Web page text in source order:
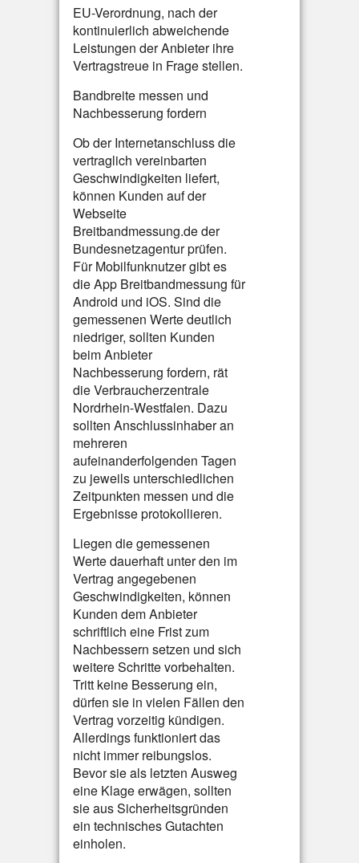
EU-Verordnung, nach der
kontinuierlich abweichende
Leistungen der Anbieter ihre
Vertragstreue in Frage stellen.
Bandbreite messen und
Nachbesserung fordern
Ob der Internetanschluss die
vertraglich vereinbarten
Geschwindigkeiten liefert,
können Kunden auf der
Webseite
Breitbandmessung.de der
Bundesnetzagentur prüfen.
Für Mobilfunknutzer gibt es
die App Breitbandmessung für
Android und iOS. Sind die
gemessenen Werte deutlich
niedriger, sollten Kunden
beim Anbieter
Nachbesserung fordern, rät
die Verbraucherzentrale
Nordrhein-Westfalen. Dazu
sollten Anschlussinhaber an
mehreren
aufeinanderfolgenden Tagen
zu jeweils unterschiedlichen
Zeitpunkten messen und die
Ergebnisse protokollieren.
Liegen die gemessenen
Werte dauerhaft unter den im
Vertrag angegebenen
Geschwindigkeiten, können
Kunden dem Anbieter
schriftlich eine Frist zum
Nachbessern setzen und sich
weitere Schritte vorbehalten.
Tritt keine Besserung ein,
dürfen sie in vielen Fällen den
Vertrag vorzeitig kündigen.
Allerdings funktioniert das
nicht immer reibungslos.
Bevor sie als letzten Ausweg
eine Klage erwägen, sollten
sie aus Sicherheitsgründen
ein technisches Gutachten
einholen.